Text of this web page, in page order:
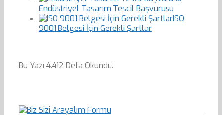
Endüstriyel Tasarım Tescil Başvurusu
ISO
9001 Belgesi İçin Gerekli Şartlar
Bu Yazı 4.412 Defa Okundu.